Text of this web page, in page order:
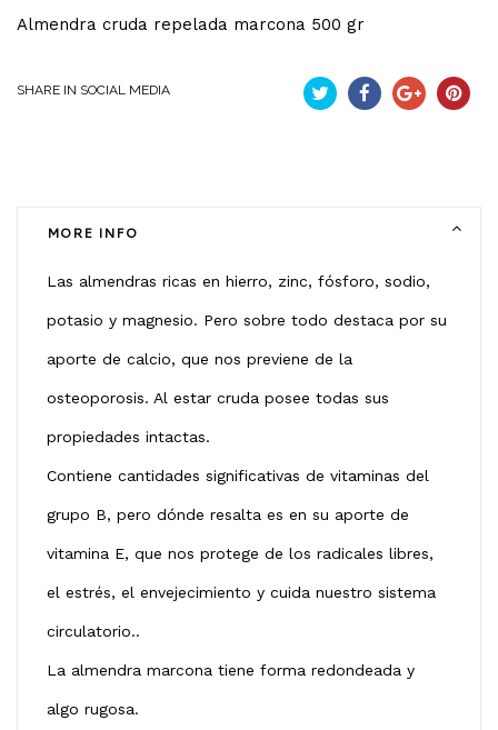
Almendra cruda repelada marcona 500 gr
SHARE IN SOCIAL MEDIA
MORE INFO
Las almendras ricas en hierro, zinc, fósforo, sodio,
potasio y magnesio. Pero sobre todo destaca por su
aporte de calcio, que nos previene de la
osteoporosis. Al estar cruda posee todas sus
propiedades intactas.
Contiene cantidades significativas de vitaminas del
grupo B, pero dónde resalta es en su aporte de
vitamina E, que nos protege de los radicales libres,
el estrés, el envejecimiento y cuida nuestro sistema
circulatorio..
La almendra marcona tiene forma redondeada y
algo rugosa.